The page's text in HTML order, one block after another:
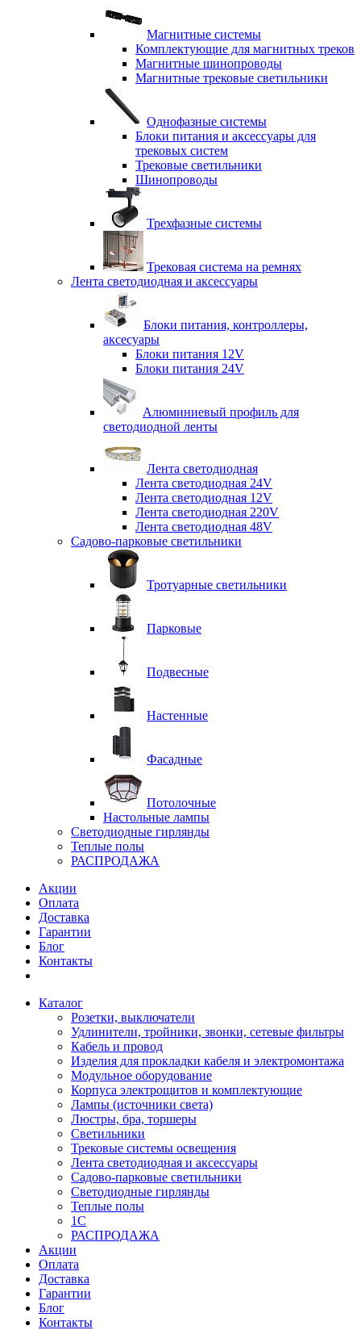
Магнитные системы
Комплектующие для магнитных треков
Магнитные шинопроводы
Магнитные трековые светильники
Однофазные системы
Блоки питания и аксессуары для
трековых систем
Трековые светильники
Шинопроводы
Трехфазные системы
Трековая система на ремнях
Лента светодиодная и аксессуары
Блоки питания, контроллеры,
аксесуары
Блоки питания 12V
Блоки питания 24V
Алюминиевый профиль для
светодиодной ленты
Лента светодиодная
Лента светодиодная 24V
Лента светодиодная 12V
Лента светодиодная 220V
Лента светодиодная 48V
Садово-парковые светильники
Тротуарные светильники
Парковые
Подвесные
Настенные
Фасадные
Потолочные
Настольные лампы
Светодиодные гирлянды
Теплые полы
РАСПРОДАЖА
Акции
Оплата
Доставка
Гарантии
Блог
Контакты
Каталог
Розетки, выключатели
Удлинители, тройники, звонки, сетевые фильтры
Кабель и провод
Изделия для прокладки кабеля и электромонтажа
Модульное оборудование
Корпуса электрощитов и комплектующие
Лампы (источники света)
Люстры, бра, торшеры
Светильники
Трековые системы освещения
Лента светодиодная и аксессуары
Садово-парковые светильники
Светодиодные гирлянды
Теплые полы
1С
РАСПРОДАЖА
Акции
Оплата
Доставка
Гарантии
Блог
Контакты